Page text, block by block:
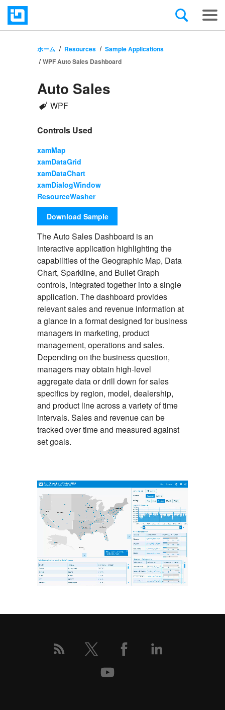
ホーム Resources
Sample Applications
WPF Auto Sales Dashboard
Infragistics'
Sample
Application
Auto Sales
WPF
Controls Used
xamMap
xamDataGrid
xamDataChart
xamDialogWindow
ResourceWasher
Download Sample
The Auto Sales Dashboard is an
interactive application highlighting the
capabilities of the Geographic Map, Data
Chart, Sparkline, and Bullet Graph
controls, integrated together into a single
application. The dashboard provides
relevant sales and revenue information at
a glance in a format designed for business
managers in marketing, product
management, operations and sales.
Depending on the business question,
managers may obtain high-level
aggregate data or drill down for sales
specifics by region, model, dealership,
and product line across a variety of time
intervals. Sales and revenue can be
tracked over time and measured against
set goals.